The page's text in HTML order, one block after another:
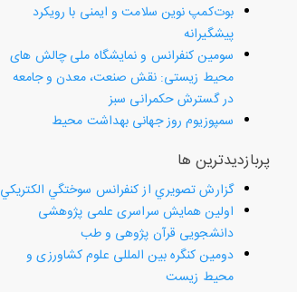
بوت‌کمپ نوین سلامت و ایمنی با رویکرد
پیشگیرانه
سومین کنفرانس و نمایشگاه ملی چالش های
محیط زیستی: نقش صنعت، معدن و جامعه
در گسترش حکمرانی سبز
سمپوزیوم روز جهانی بهداشت محیط
پربازدیدترین ها
گزارش تصويري از كنفرانس سوختگي الكتريكي
اولین همایش سراسری علمی پژوهشی
دانشجویی قرآن پژوهی و طب
دومین کنگره بین المللی علوم کشاورزی و
محیط زیست